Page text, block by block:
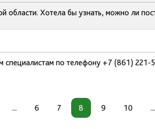
области. Хотела бы узнать, можно ли
специалистам по телефону +7 (861) 221-
... 6 7 8 9 10 ...